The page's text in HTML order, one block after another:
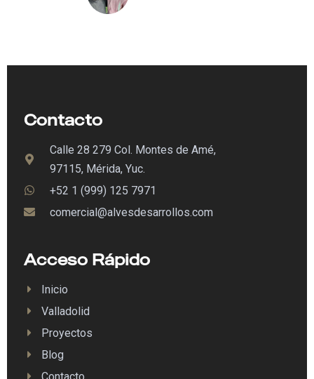
Contacto
Calle 28 279 Col. Montes de Amé,
97115, Mérida, Yuc.
+52 1 (999) 125 7971
comercial@alvesdesarrollos.com
Acceso Rápido
Inicio
Valladolid
Proyectos
Blog
Contacto